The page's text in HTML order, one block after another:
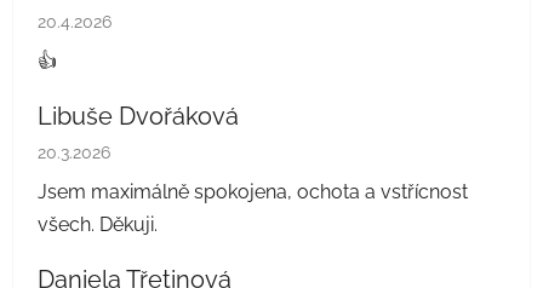
Hodnocení obchodu je 5 z 5 hvězdiček.
20.4.2026
👍
Libuše Dvořáková
Hodnocení obchodu je 5 z 5 hvězdiček.
20.3.2026
Jsem maximálně spokojena, ochota a vstřícnost
všech. Děkuji.
Daniela Třetinová